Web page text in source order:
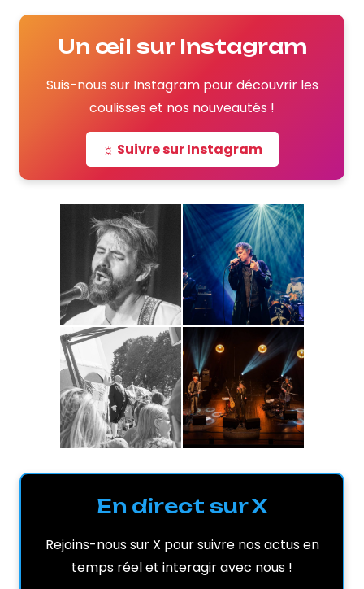
Un œil sur Instagram
Suis-nous sur Instagram pour découvrir les
coulisses et nos nouveautés !
☼ Suivre sur Instagram
En direct sur X
Rejoins-nous sur X pour suivre nos actus en
temps réel et interagir avec nous !